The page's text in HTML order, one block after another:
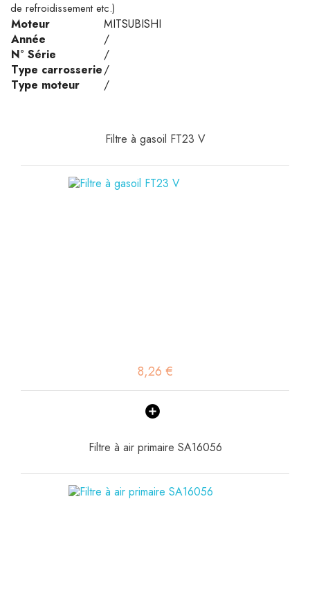
de refroidissement etc.)
Moteur
MITSUBISHI
Année
/
N° Série
/
Type carrosserie/
Type moteur
/
Filtre à gasoil FT23 V
8,26 €
Filtre à air primaire SA16056